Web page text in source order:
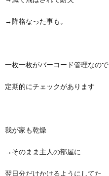
→降格なった事も。
一枚一枚がバーコード管理なので
定期的にチェックがあります
我が家も乾燥
→そのまま主人の部屋に
翌日分だけかけるようにしてた